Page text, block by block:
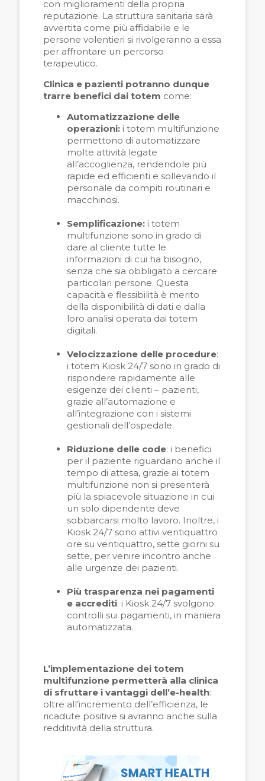
con miglioramenti della propria
reputazione. La struttura sanitaria sarà
avvertita come più affidabile e le
persone volentieri si rivolgeranno a essa
per affrontare un percorso
terapeutico.
Clinica e pazienti potranno dunque
trarre benefici dai totem come:
Automatizzazione delle
operazioni: i totem multifunzione
permettono di automatizzare
molte attività legate
all’accoglienza, rendendole più
rapide ed efficienti e sollevando il
personale da compiti routinari e
macchinosi.
Semplificazione: i totem
multifunzione sono in grado di
dare al cliente tutte le
informazioni di cui ha bisogno,
senza che sia obbligato a cercare
particolari persone. Questa
capacità e flessibilità è merito
della disponibilità di dati e dalla
loro analisi operata dai totem
digitali.
Velocizzazione delle procedure:
i totem Kiosk 24/7 sono in grado di
rispondere rapidamente alle
esigenze dei clienti – pazienti,
grazie all’automazione e
all’integrazione con i sistemi
gestionali dell’ospedale.
Riduzione delle code: i benefici
per il paziente riguardano anche il
tempo di attesa, grazie ai totem
multifunzione non si presenterà
più la spiacevole situazione in cui
un solo dipendente deve
sobbarcarsi molto lavoro. Inoltre, i
Kiosk 24/7 sono attivi ventiquattro
ore su ventiquattro, sette giorni su
sette, per venire incontro anche
alle urgenze dei pazienti.
Più trasparenza nei pagamenti
e accrediti: i Kiosk 24/7 svolgono
controlli sui pagamenti, in maniera
automatizzata.
L’implementazione dei totem
multifunzione permetterà alla clinica
di sfruttare i vantaggi dell’e-health:
oltre all’incremento dell’efficienza, le
ricadute positive si avranno anche sulla
redditività della struttura.